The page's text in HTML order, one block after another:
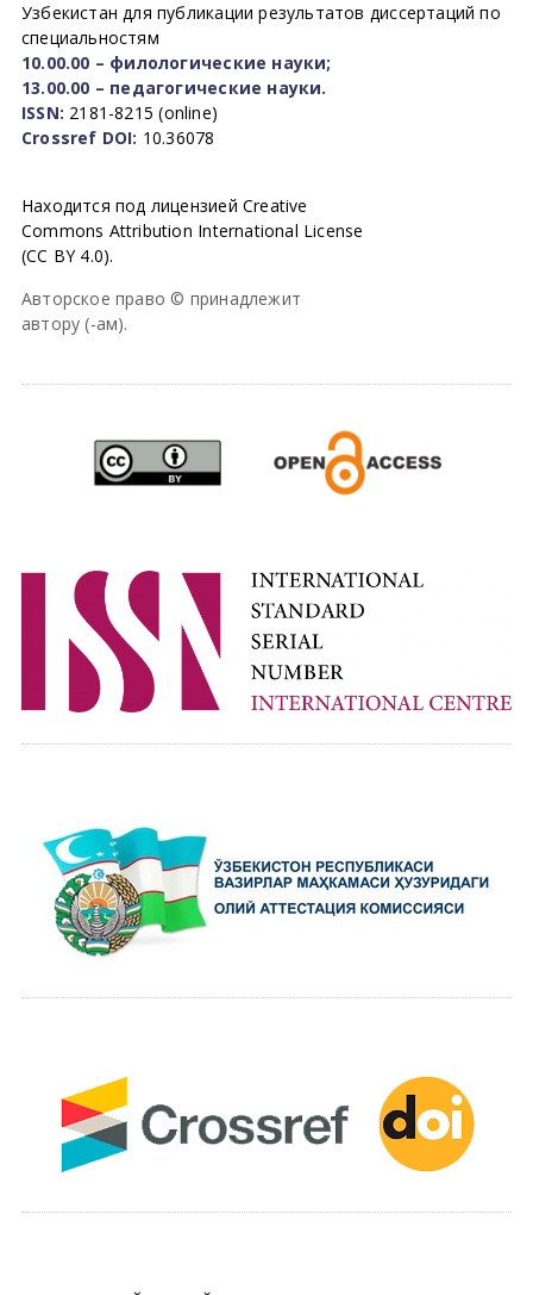
Узбекистан для публикации результатов диссертаций по
специальностям
10.00.00 – филологические науки;
13.00.00 – педагогические науки.
ISSN: 2181-8215 (online)
Crossref DOI: 10.36078
Находится под лицензией Creative
Commons Attribution International License
(CC BY 4.0).
Авторское право © принадлежит
автору (-ам).